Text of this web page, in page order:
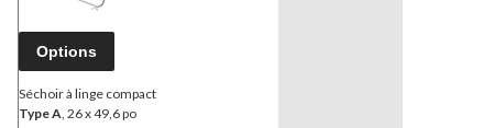
Options
Séchoir à linge compact
Type A , 26 x 49,6 po